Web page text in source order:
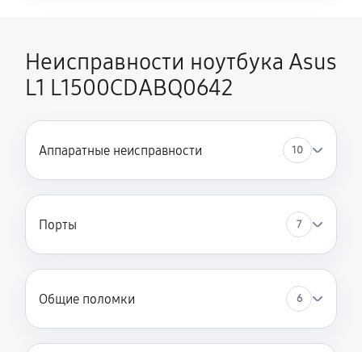
Замена HDMI ноутбука Asus L1 L1500CDABQ0642
Неисправности ноутбука Asus
L1 L1500CDABQ0642
Аппаратные неисправности 10
Порты 7
Общие поломки 6